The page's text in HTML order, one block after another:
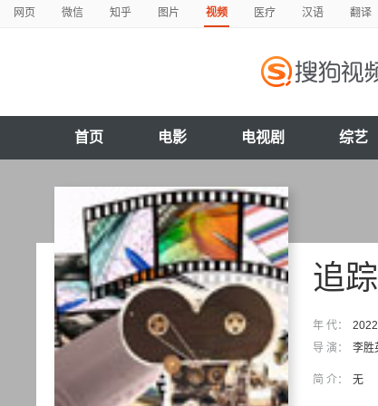
网页 微信 知乎 图片 视频 医疗 汉语 翻译
首页 电影 电视剧 综艺
追
年 代： 2022
导 演：
李胜
简 介： 无